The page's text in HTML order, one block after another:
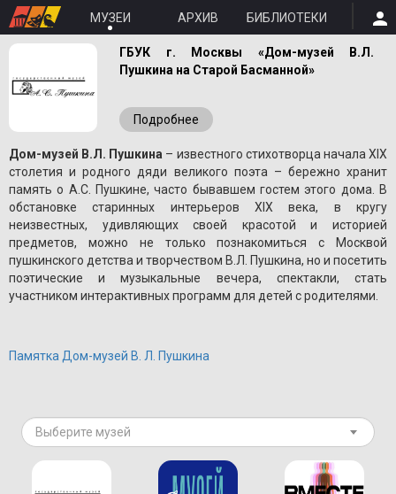
МУЗЕИ АРХИВ БИБЛИОТЕКИ
ГБУК г. Москвы «Дом-музей В.Л.
Пушкина на Старой Басманной»
Подробнее
Дом-музей В.Л. Пушкина – известного стихотворца начала XIX
столетия и родного дяди великого поэта – бережно хранит
память о A.С. Пушкине, часто бывавшем гостем этого дома. В
обстановке старинных интерьеров XIX века, в кругу
неизвестных, удивляющих своей красотой и историей
предметов, можно не только познакомиться с Москвой
пушкинского детства и творчеством В.Л. Пушкина, но и посетить
поэтические и музыкальные вечера, спектакли, стать
участником интерактивных программ для детей с родителями.
Памятка Дом-музей В. Л. Пушкина
Выберите музей